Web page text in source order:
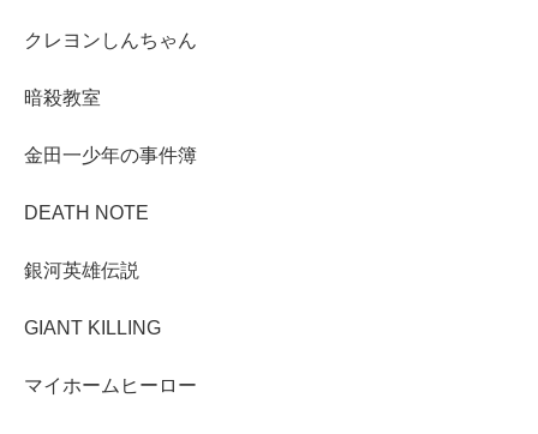
クレヨンしんちゃん
暗殺教室
金田一少年の事件簿
DEATH NOTE
銀河英雄伝説
GIANT KILLING
マイホームヒーロー